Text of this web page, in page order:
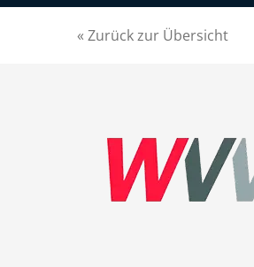
« Zurück zur Übersicht